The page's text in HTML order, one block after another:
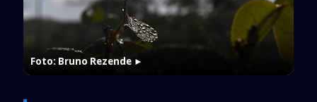
Foto: Bruno Rezende►